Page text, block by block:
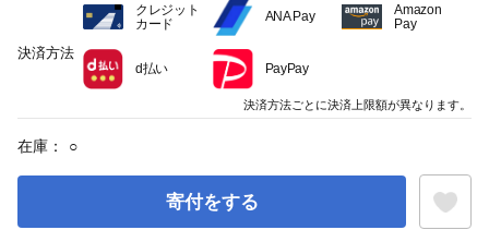
在庫： ○
寄付をする
決済方法
クレジット
カード
ANA Pay
Amazon
Pay
d払い PayPay
決済方法ごとに決済上限額が異なります。